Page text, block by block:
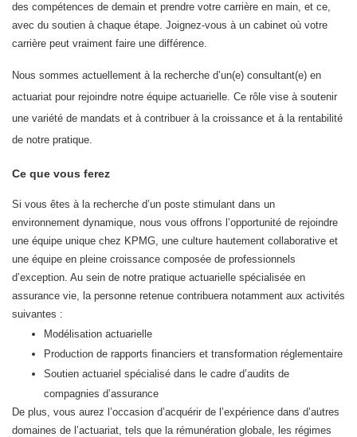
des compétences de demain et prendre votre carrière en main, et ce,
avec du soutien à chaque étape. Joignez-vous à un cabinet où votre
carrière peut vraiment faire une différence.
Nous sommes actuellement à la recherche d’un(e) consultant(e) en
actuariat pour rejoindre notre équipe actuarielle. Ce rôle vise à soutenir
une variété de mandats et à contribuer à la croissance et à la rentabilité
de notre pratique.
Ce que vous ferez
Si vous êtes à la recherche d’un poste stimulant dans un
environnement dynamique, nous vous offrons l’opportunité de rejoindre
une équipe unique chez KPMG, une culture hautement collaborative et
une équipe en pleine croissance composée de professionnels
d’exception. Au sein de notre pratique actuarielle spécialisée en
assurance vie, la personne retenue contribuera notamment aux activités
suivantes :
Modélisation actuarielle
Production de rapports financiers et transformation réglementaire
Soutien actuariel spécialisé dans le cadre d’audits de
compagnies d’assurance
De plus, vous aurez l’occasion d’acquérir de l’expérience dans d’autres
domaines de l’actuariat, tels que la rémunération globale, les régimes